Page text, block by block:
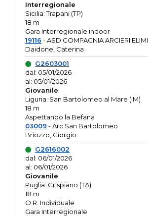
Interregionale
Sicilia: Trapani (TP)
18 m
Gara Interregionale indoor
19116 - ASD COMPAGNIA ARCIERI ELIMI
Daidone, Caterina
G2603001
dal: 05/01/2026
al: 05/01/2026
Giovanile
Liguria: San Bartolomeo al Mare (IM)
18 m
Aspettando la Befana
03009 - Arc.San Bartolomeo
Briozzo, Giorgio
G2616002
dal: 06/01/2026
al: 06/01/2026
Giovanile
Puglia: Crispiano (TA)
18 m
O.R. Individuale
Gara Interregionale